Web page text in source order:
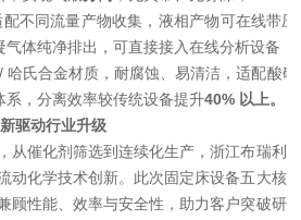
不同流量产物收集，液相产物可在线带压
体纯净排出，可直接接入在线分析设备；
哈氏合金材质，耐腐蚀、易清洁，适配酸碱
系，分离效率较传统设备提升40% 以上。
驱动行业升级
从催化剂筛选到连续化生产，浙江布瑞利
动化学技术创新。此次固定床设备五大核
顾性能、效率与安全性，助力客户突破研